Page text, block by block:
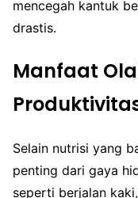
mencegah kantuk
drastis.
Manfaat
Selain nutrisi yang
penting dari gaya
seperti berjalan